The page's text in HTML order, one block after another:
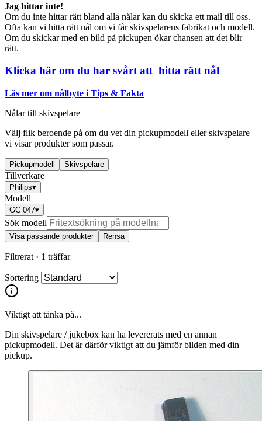
Jag hittar inte!
Om du inte hittar rätt bland alla nålar kan du skicka ett mail till oss.
Ofta kan vi hitta rätt nål om vi får skivspelarens fabrikat och modell.
Om du skickar med en bild på pickupen ökar chansen att det blir
rätt.
Klicka här om du har svårt att hitta rätt nål
Läs mer om nålbyte i Tips & Fakta
Nålar till skivspelare
Välj flik beroende på om du vet din pickupmodell eller skivspelare –
vi visar produkter som passar.
Pickupmodell Skivspelare
Tillverkare
Philips▾
Modell
GC 047▾
Sök modell
Visa passande produkter Rensa
Filtrerat · 1 träffar
Sortering
Viktigt att tänka på...
Din skivspelare / jukebox kan ha levererats med en annan
pickupmodell. Det är därför viktigt att du jämför bilden med din
pickup.